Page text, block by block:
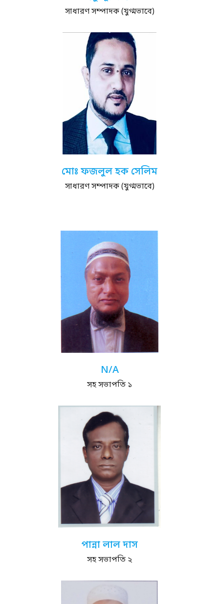
সাধারণ সম্পাদক (যুগ্মভাবে)
মোঃ ফজলুল হক সেলিম
সাধারণ সম্পাদক (যুগ্মভাবে)
N/A
সহ সভাপতি ১
পান্না লাল দাস
সহ সভাপতি ২